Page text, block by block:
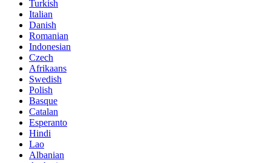
Turkish
Italian
Danish
Romanian
Indonesian
Czech
Afrikaans
Swedish
Polish
Basque
Catalan
Esperanto
Hindi
Lao
Albanian